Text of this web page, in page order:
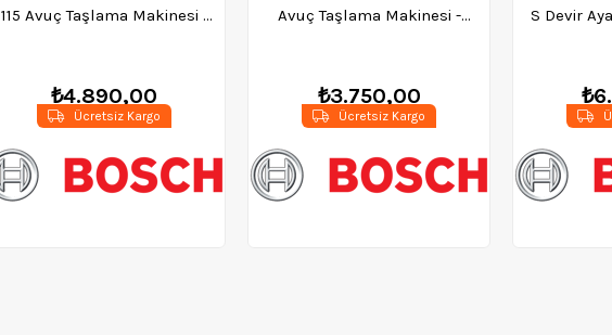
115 Avuç Taşlama Makinesi -
₺4.890,00
Ücretsiz Kargo
Avuç Taşlama Makinesi -
₺3.750,00
Ücretsiz Kargo
S Devir